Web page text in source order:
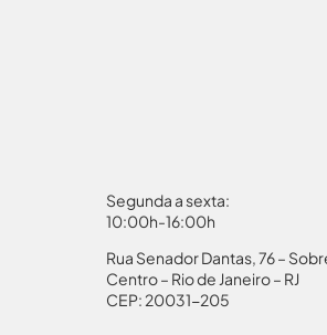
Segunda a sexta:
10:00h-16:00h
Rua Senador Dantas, 76 –
Centro – Rio de Janeiro – RJ
CEP: 20031-205
Autorização Menores